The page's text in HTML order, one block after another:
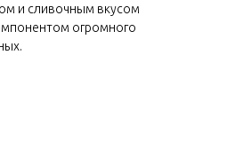
и сливочным вкусом
огромного